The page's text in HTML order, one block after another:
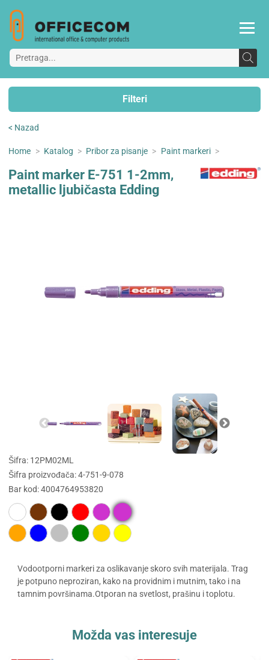
Filteri
< Nazad
Home > Katalog > Pribor za pisanje > Paint markeri >
Paint marker E-751 1-2mm,
metallic ljubičasta Edding
Šifra: 12PM02ML
Šifra proizvođača: 4-751-9-078
Bar kod: 4004764953820
Vodootporni markeri za oslikavanje skoro svih materijala. Trag
je potpuno neproziran, kako na providnim i mutnim, tako i na
tamnim površinama.Otporan na svetlost, prašinu i toplotu.
Možda vas interesuje